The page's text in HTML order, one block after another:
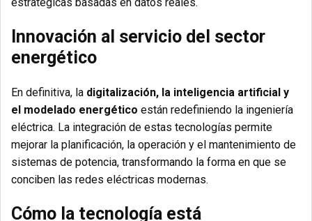
Innovación al servicio del sector
energético
En definitiva, la digitalización, la inteligencia artificial y
el modelado energético están redefiniendo la ingeniería
eléctrica. La integración de estas tecnologías permite
mejorar la planificación, la operación y el mantenimiento de
sistemas de potencia, transformando la forma en que se
conciben las redes eléctricas modernas.
Cómo la tecnología está